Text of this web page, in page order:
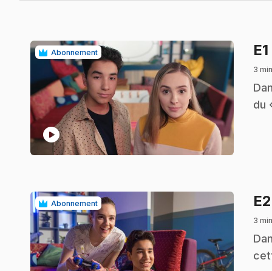
Abonnement
play_circle
E1
3 min
.
du
Abonnement E2
3 min
.